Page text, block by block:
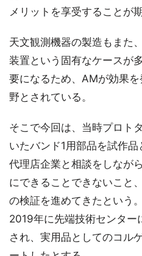
メリットを享受することが
天文観測機器の製造もまた
装置という固有なケースが
要になるため、AMが効果
野とされている。
そこで今回は、当時プロト
いたバンド1用部品を試作
代理店企業と相談をしなが
にできることできないこと
の検証を進めてきたという
2019年に先端技術センター
され、実用品としてのコル